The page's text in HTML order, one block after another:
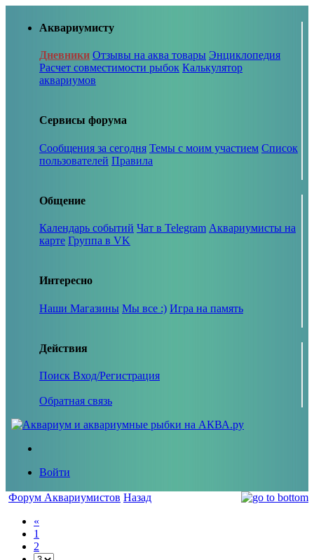
Аквариумисту
Дневники Отзывы на аква товары Энциклопедия
Расчет совместимости рыбок Калькулятор
аквариумов
Сервисы форума
Сообщения за сегодня Темы с моим участием Список
пользователей Правила
Общение
Календарь событий Чат в Telegram Аквариумисты на
карте Группа в VK
Интересно
Наши Магазины Мы все :) Игра на память
Действия
Поиск Вход/Регистрация
Обратная связь
Войти
Форум Аквариумистов Назад
«
1
2